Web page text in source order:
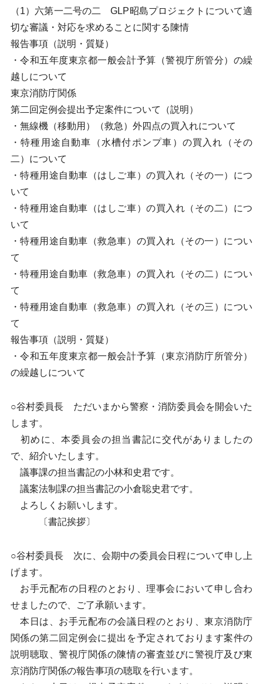
（1）六第一二号の二 GLP昭島プロジェクトについて適
切な審議・対応を求めることに関する陳情
報告事項（説明・質疑）
・令和五年度東京都一般会計予算（警視庁所管分）の繰
越しについて
東京消防庁関係
第二回定例会提出予定案件について（説明）
・無線機（移動用）（救急）外四点の買入れについて
・特種用途自動車（水槽付ポンプ車）の買入れ（その
二）について
・特種用途自動車（はしご車）の買入れ（その一）につ
いて
・特種用途自動車（はしご車）の買入れ（その二）につ
いて
・特種用途自動車（救急車）の買入れ（その一）につい
て
・特種用途自動車（救急車）の買入れ（その二）につい
て
・特種用途自動車（救急車）の買入れ（その三）につい
て
報告事項（説明・質疑）
・令和五年度東京都一般会計予算（東京消防庁所管分）
の繰越しについて
○谷村委員長 ただいまから警察・消防委員会を開会いた
します。
初めに、本委員会の担当書記に交代がありましたの
で、紹介いたします。
議事課の担当書記の小林和史君です。
議案法制課の担当書記の小倉聡史君です。
よろしくお願いします。
〔書記挨拶〕
○谷村委員長 次に、会期中の委員会日程について申し上
げます。
お手元配布の日程のとおり、理事会において申し合わ
せましたので、ご了承願います。
本日は、お手元配布の会議日程のとおり、東京消防庁
関係の第二回定例会に提出を予定されております案件の
説明聴取、警視庁関係の陳情の審査並びに警視庁及び東
京消防庁関係の報告事項の聴取を行います。